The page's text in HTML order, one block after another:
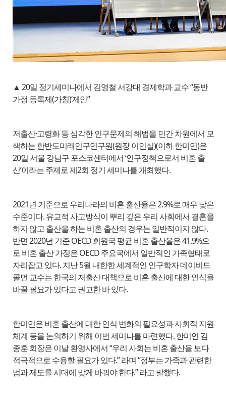
▲ 20일 정기세미나에서 김영철 서강대 경제학과 교수 “동반
가정 등록제(가칭)‘제안”
저출산·고령화 등 심각한 인구문제의 해법을 민간 차원에서 모
색하는 한반도미래인구연구원(원장 이인실)(이하 한미연)은
20일 서울 강남구 포스코센터에서 ‘인구정책으로서 비혼 출
산’이라는 주제로 제2회 정기 세미나를 개최했다.
2021년 기준으로 우리나라의 비혼 출산율은 2.9%로 매우 낮은
수준이다. 유교적 사고방식이 뿌리 깊은 우리 사회에서 결혼을
하지 않고 출산을 하는 비혼 출산의 경우는 일반적이지 않다.
반면 2020년 기준 OECD 회원국 평균 비혼 출산율은 41.9%으
로 비혼 출산 가정은 OECD 주요국에서 일반적인 가족형태로
자리잡고 있다. 지난 5월 내한한 세계적인 인구학자 데이비드
콜먼 교수는 한국의 저출산 대책으로 비혼 출산에 대한 인식을
바꿀 필요가 있다고 권고한 바 있다.
한미연은 비혼 출산에 대한 인식 변화의 필요성과 사회적 지원
체계 등을 논의하기 위해 이번 세미나를 마련했다. 한미연 김
종훈 회장은 이날 환영사에서 “우리 사회는 비혼 출산을 보다
적극적으로 수용할 필요가 있다.” 라며 “정부는 가족과 관련한
법과 제도를 시대에 맞게 바꿔야 한다.” 라고 말했다.